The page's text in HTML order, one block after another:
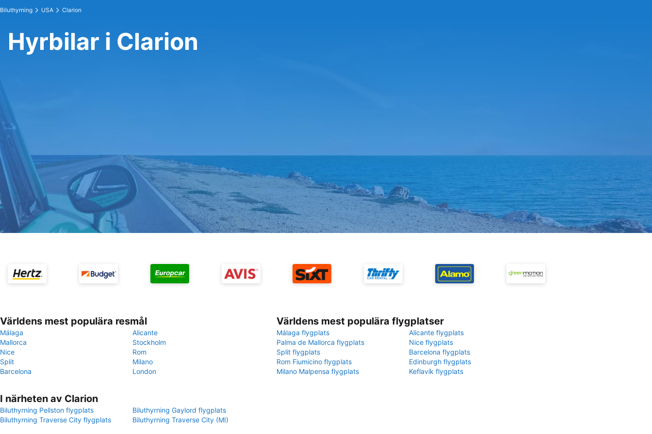
Biluthyrning USA Clarion
Hyrbilar i Clarion
Världens mest populära resmål
Málaga
Alicante
Mallorca
Stockholm
Nice
Rom
Split
Milano
Barcelona
London
Världens mest populära flygplatser
Málaga flygplats
Alicante flygplats
Palma de Mallorca flygplats
Nice flygplats
Split flygplats
Barcelona flygplats
Rom Fiumicino flygplats
Edinburgh flygplats
Milano Malpensa flygplats
Keflavík flygplats
I närheten av Clarion
Biluthyrning Pellston flygplats
Biluthyrning Gaylord flygplats
Biluthyrning Traverse City flygplats
Biluthyrning Traverse City (MI)